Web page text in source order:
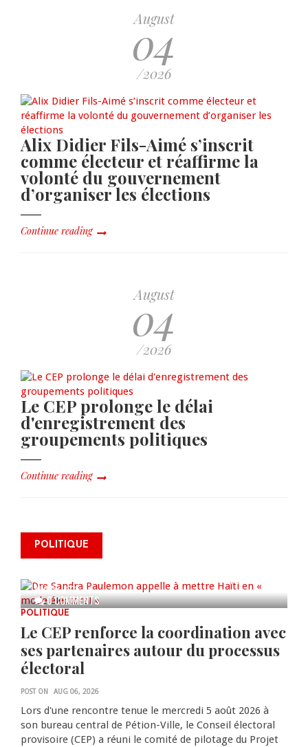
August
04
/2026
Alix Didier Fils-Aimé s’inscrit
comme électeur et réaffirme la
volonté du gouvernement
d’organiser les élections
Continue reading
August
04
/2026
Le CEP prolonge le délai
d'enregistrement des
groupements politiques
Continue reading
POLITIQUE
0 COMMENTS
mettre Haïti en « mode électoral
» à travers une vaste campagne
AUG 06, 2026
POLITIQUE
Le CEP renforce la coordination avec
ses partenaires autour du processus
électoral
POST ON AUG 06, 2026
Lors d'une rencontre tenue le mercredi 5 août 2026 à
son bureau central de Pétion-Ville, le Conseil électoral
provisoire (CEP) a réuni le comité de pilotage du Projet